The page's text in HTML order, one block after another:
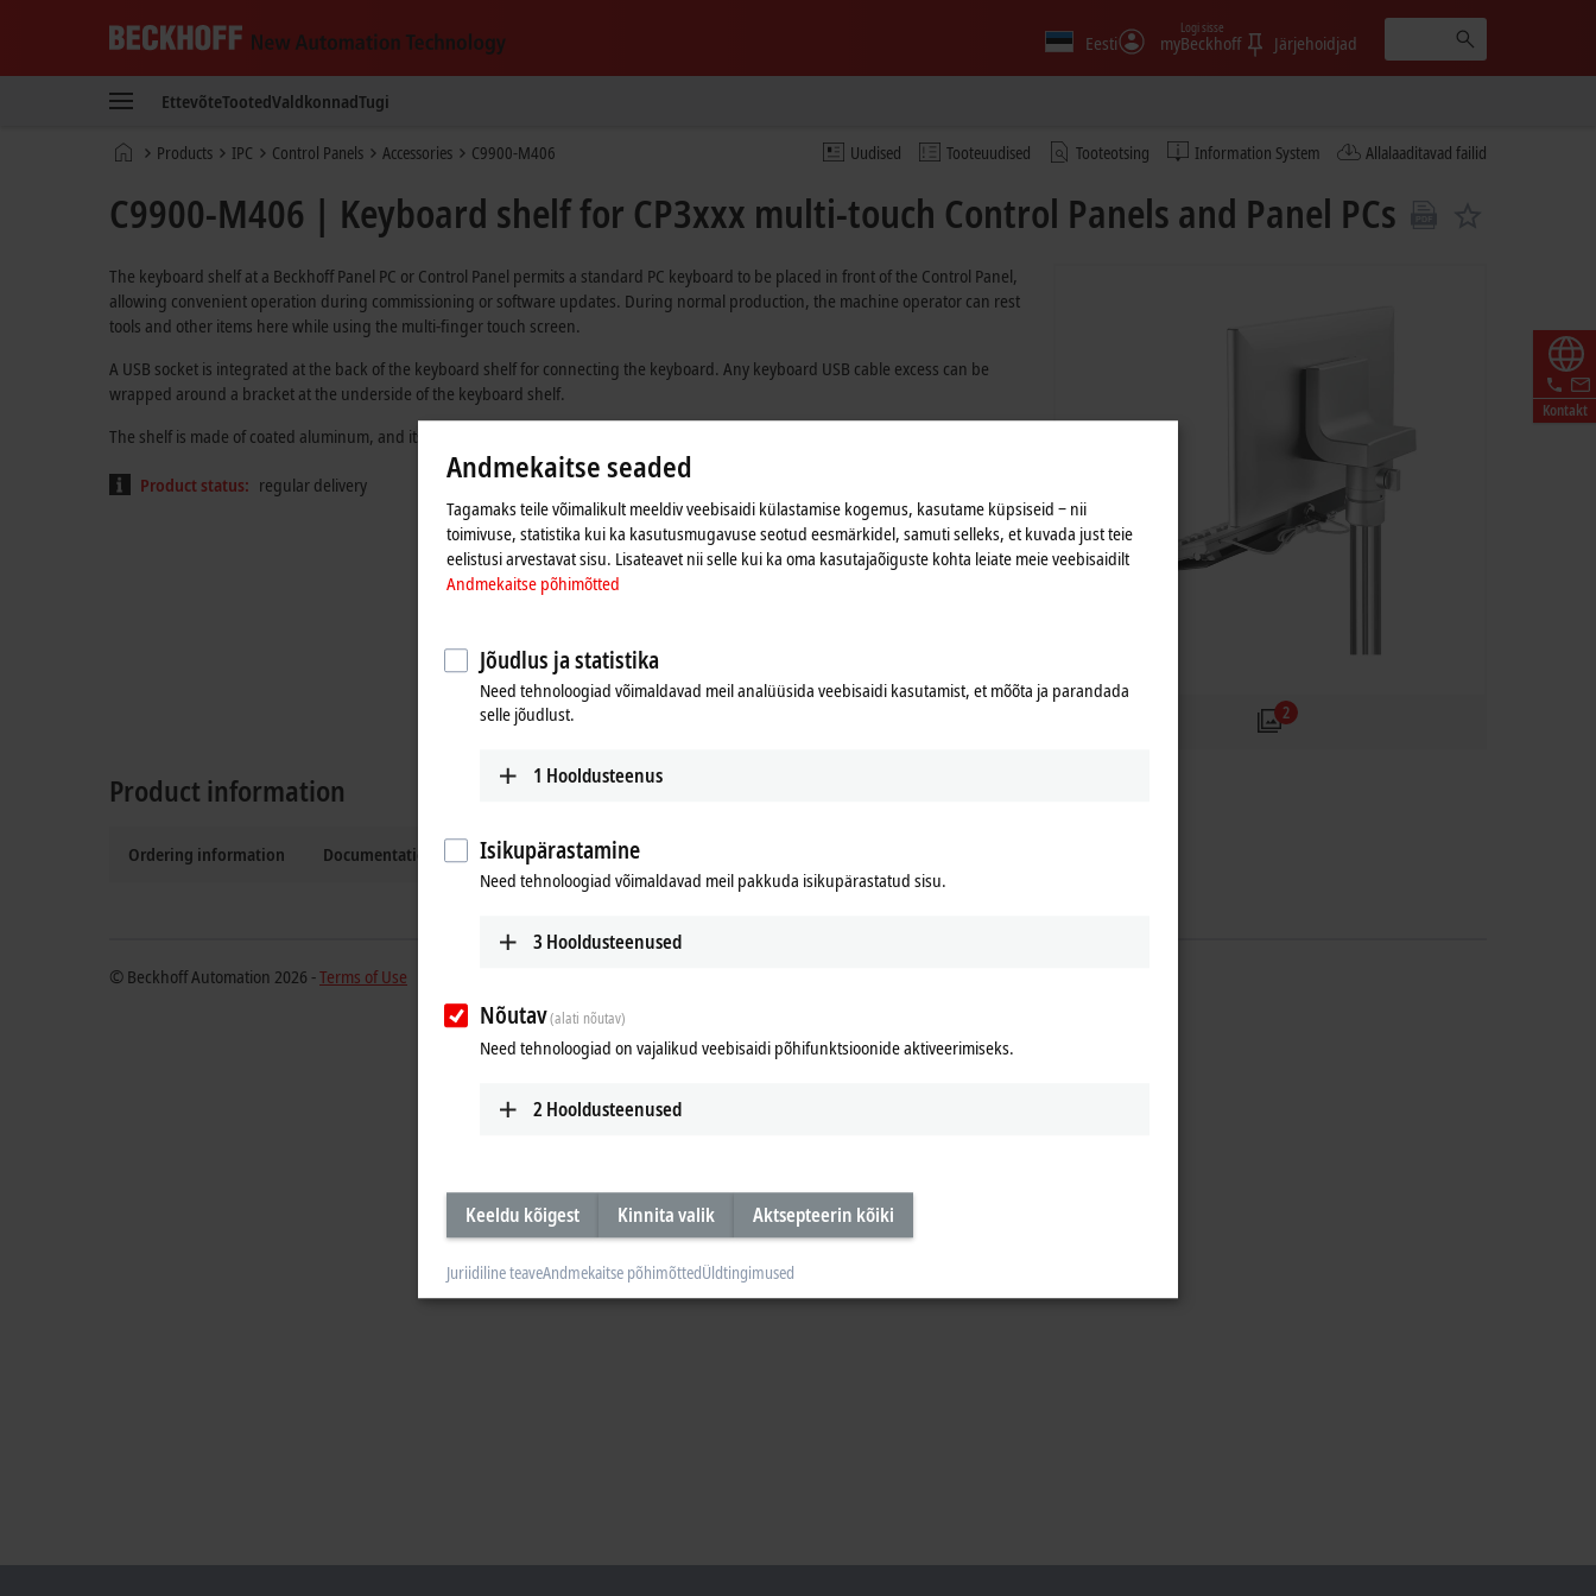
New
Technology
Eesti myBeckhoff
Logi sisse
Järjehoidjad
EttevõteTootedValdkonnadTugi
Uudised Tooteuudised Tooteotsing Information System Allalaaditavad failid
Avaleht Products IPC Control Panels Accessories C9900-M406
Kontakt
C9900-M406 | Keyboard shelf for CP3xxx multi-touch Control Panels and Panel PCs
2
The keyboard shelf at a Beckhoff Panel PC or Control Panel permits a standard PC keyboard to be placed in front of the Control Panel,
allowing convenient operation during commissioning or software updates. During normal production, the machine operator can rest
tools and other items here while using the multi-finger touch screen.
A USB socket is integrated at the back of the keyboard shelf for connecting the keyboard. Any keyboard USB cable excess can be
wrapped around a bracket at the underside of the keyboard shelf.
The shelf is made of coated aluminum, and its design matches that of the Control Panel. The keyboard shelf has a width of 468 mm.
Product status: regular delivery
Product information
Ordering information Documentation and downloads Additional products
© Beckhoff Automation 2026 -Terms of Use
Andmekaitse seaded
Tagamaks teile võimalikult meeldiv veebisaidi külastamise kogemus, kasutame küpsiseid ‒ nii
toimivuse, statistika kui ka kasutusmugavuse seotud eesmärkidel, samuti selleks, et kuvada just teie
eelistusi arvestavat sisu. Lisateavet nii selle kui ka oma kasutajaõiguste kohta leiate meie veebisaidilt
Andmekaitse põhimõtted
Jõudlus ja statistika
Need tehnoloogiad võimaldavad meil analüüsida veebisaidi kasutamist, et mõõta ja parandada
selle jõudlust.
1 Hooldusteenus
Isikupärastamine
Need tehnoloogiad võimaldavad meil pakkuda isikupärastatud sisu.
3 Hooldusteenused
Nõutav(alati nõutav)
Need tehnoloogiad on vajalikud veebisaidi põhifunktsioonide aktiveerimiseks.
2 Hooldusteenused
Keeldu kõigest Kinnita valik Aktsepteerin kõiki
Juriidiline teaveAndmekaitse põhimõttedÜldtingimused